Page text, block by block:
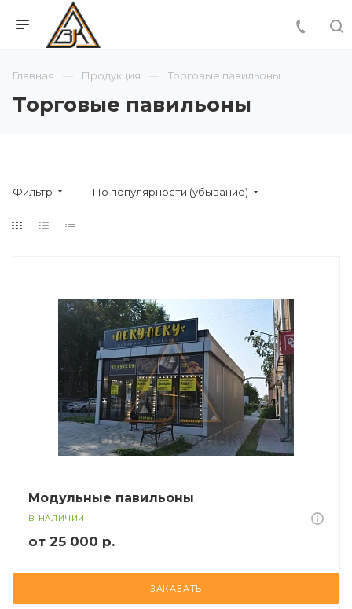
Главная Продукция Торговые павильоны
Торговые павильоны
Фильтр По популярности (убывание)
Модульные павильоны
В НАЛИЧИИ
от 25 000 р.
ЗАКАЗАТЬ